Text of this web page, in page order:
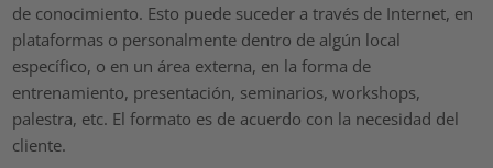
de conocimiento. Esto puede suceder a través de Internet, en
plataformas o personalmente dentro de algún local
específico, o en un área externa, en la forma de
entrenamiento, presentación, seminarios, workshops,
palestra, etc. El formato es de acuerdo con la necesidad del
cliente.